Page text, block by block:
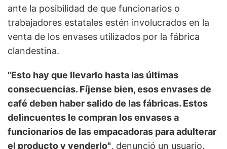
ante la posibilidad de que funcionarios o
trabajadores estatales estén involucrados en la
venta de los envases utilizados por la fábrica
clandestina.
"Esto hay que llevarlo hasta las últimas
consecuencias. Fíjense bien, esos envases de
café deben haber salido de las fábricas. Estos
delincuentes le compran los envases a
funcionarios de las empacadoras para adulterar
el producto y venderlo", denunció un usuario.